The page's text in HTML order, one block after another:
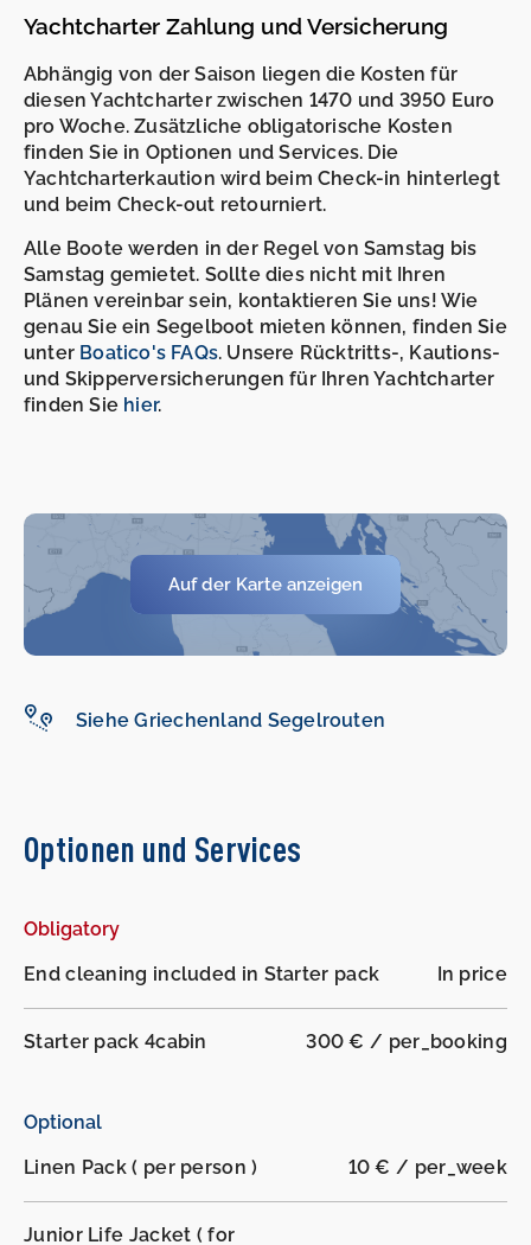
Yachtcharter Zahlung und Versicherung
Abhängig von der Saison liegen die Kosten für
diesen Yachtcharter zwischen 1470 und 3950 Euro
pro Woche. Zusätzliche obligatorische Kosten
finden Sie in Optionen und Services. Die
Yachtcharterkaution wird beim Check-in hinterlegt
und beim Check-out retourniert.
Alle Boote werden in der Regel von Samstag bis
Samstag gemietet. Sollte dies nicht mit Ihren
Plänen vereinbar sein, kontaktieren Sie uns! Wie
genau Sie ein Segelboot mieten können, finden Sie
unter Boatico's FAQs. Unsere Rücktritts-, Kautions-
und Skipperversicherungen für Ihren Yachtcharter
finden Sie hier.
Auf der Karte anzeigen
Siehe Griechenland Segelrouten
Optionen und Services
Obligatory
End cleaning included in Starter pack
In price
Starter pack 4cabin 300 € / per_booking
Optional
Linen Pack ( per person )
10 € / per_week
Junior Life Jacket ( for
- -